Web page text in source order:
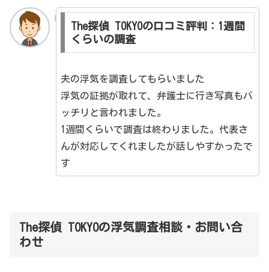
The探偵 TOKYOの口コミ評判：1週間
くらいの調査
夫の浮気を調査してもらいました
浮気の証拠が取れて、弁護士に行き写真もバ
ッチリと言われました。
1週間くらいで調査は終わりました。代表さ
んが対応してくれましたが話しやすかったで
す
The探偵 TOKYOの浮気調査相談・お問い合
わせ